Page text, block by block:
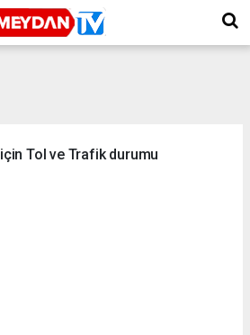
için Tol ve Trafik durumu